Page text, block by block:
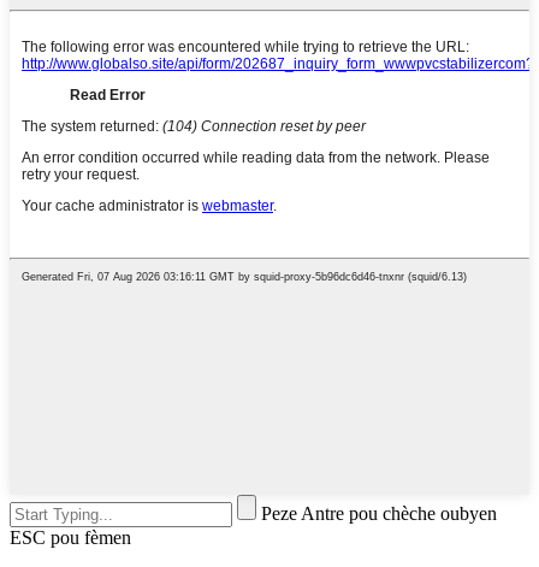
Peze Antre pou chèche oubyen
ESC pou fèmen